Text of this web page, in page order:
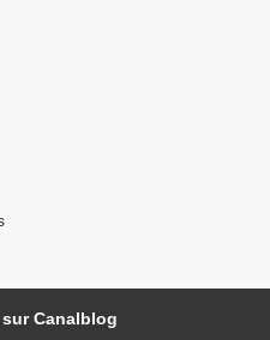
Canalblog